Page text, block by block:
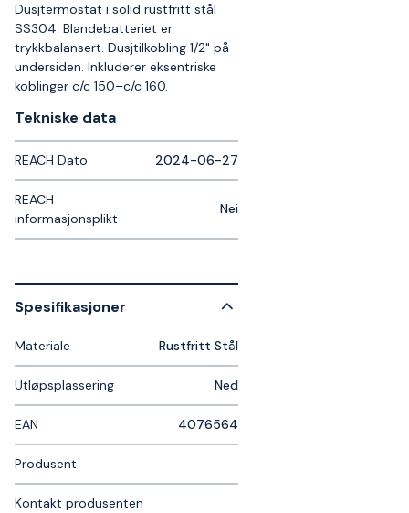
Dusjtermostat i solid rustfritt stål
SS304. Blandebatteriet er
trykkbalansert. Dusjtilkobling 1/2" på
undersiden. Inkluderer eksentriske
koblinger c/c 150–c/c 160.
Tekniske data​
REACH Dato 2024-06-27
REACH
informasjonsplikt
Nei
Spesifikasjoner
Materiale Rustfritt Stål
Utløpsplassering Ned
EAN 4076564
Produsent
Kontakt produsenten